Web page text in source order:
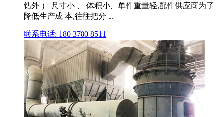
钻外 ） 尺寸小 、 体积小、单件重量轻,配件供应商为了
降低生产成 本,往往把分 ...
联系电话: 180 3780 8511